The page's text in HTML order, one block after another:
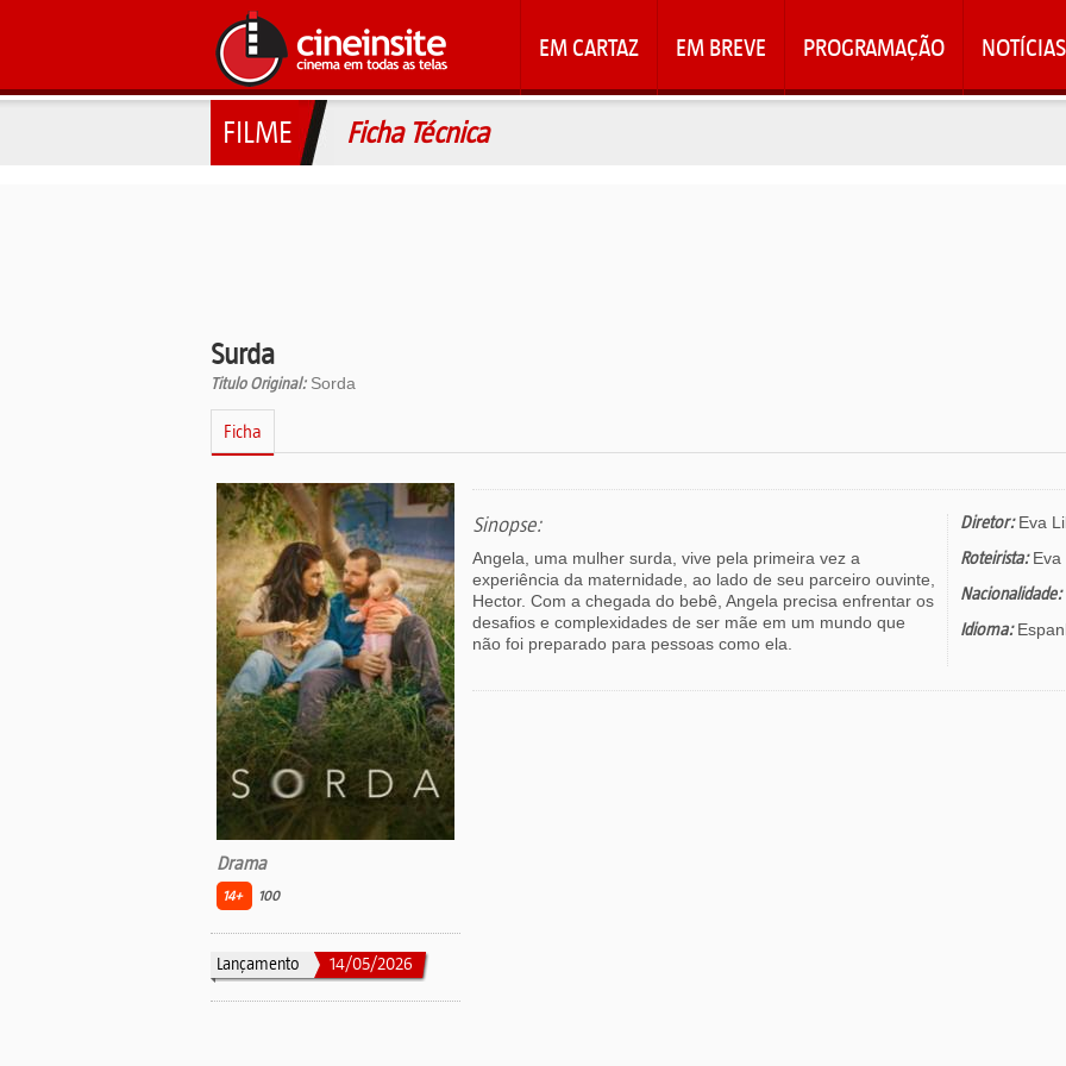
EM CARTAZ EM BREVE PROGRAMAÇÃO NOTÍCIAS
FILME Ficha Técnica
Surda
Titulo Original:Sorda
Ficha
Drama
14+ 100
Lançamento 14/05/2026
Sinopse:
Angela, uma mulher surda, vive pela primeira vez a
experiência da maternidade, ao lado de seu parceiro ouvinte,
Hector. Com a chegada do bebê, Angela precisa enfrentar os
desafios e complexidades de ser mãe em um mundo que
não foi preparado para pessoas como ela.
Diretor:Eva
Roteirista:Eva
Nacionalidade:
Idioma: